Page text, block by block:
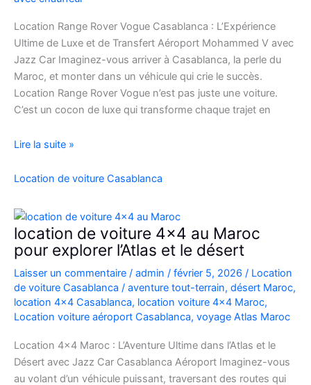
Location Range Rover Vogue Casablanca : L’Expérience
Ultime de Luxe et de Transfert Aéroport Mohammed V avec
Jazz Car Imaginez-vous arriver à Casablanca, la perle du
Maroc, et monter dans un véhicule qui crie le succès.
Location Range Rover Vogue n’est pas juste une voiture.
C’est un cocon de luxe qui transforme chaque trajet en
Location
Rover
Casablanca
Lire la suite »
Location de voiture Casablanca
location de voiture 4×4 au Maroc
pour explorer l’Atlas et le désert
Laisser un commentaire / admin / février 5, 2026 / Location
de voiture Casablanca / aventure tout-terrain, désert Maroc,
location 4x4 Casablanca, location voiture 4x4 Maroc,
Location voiture aéroport Casablanca, voyage Atlas Maroc
Location 4×4 Maroc : L’Aventure Ultime dans l’Atlas et le
Désert avec Jazz Car Casablanca Aéroport Imaginez-vous
au volant d’un véhicule puissant, traversant des routes qui